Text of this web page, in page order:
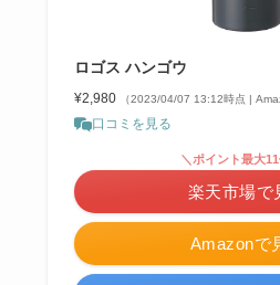
ロゴス ハンゴウ
¥2,980 （2023/04/07 13:12時点 |
口コミを見る
Amazonで
＼ポイント最大
楽天市場で